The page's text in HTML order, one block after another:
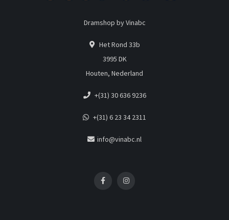
Dramshop by Vinabc
Het Rond 33b
3995 DK
Houten, Nederland
+(31) 30 636 9236
+(31) 6 23 34 2311
info@vinabc.nl